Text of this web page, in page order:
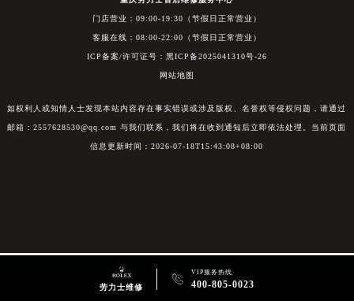
门店营业：09:00-19:30（节假日正常营业）
客服在线：08:00-22:00（节假日正常营业）
ICP备案/许可证号：黑ICP备2025041310号-26
网站地图
如权利人或知情人士发现本站内容存在事实错误或涉及版权、名誉权等侵权问题，请通过
邮箱：2557628530@qq.com 与我们联系，我们将在收到通知后立即依法处理。当前页面
信息更新时间：2026-07-18T15:43:08+08:00
劳力士维修

VIP服务热线
400-805-0023